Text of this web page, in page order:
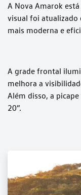
A Nova Amarok
visual foi
mais moderna e
A grade frontal
melhora a
Além disso, a
20”.